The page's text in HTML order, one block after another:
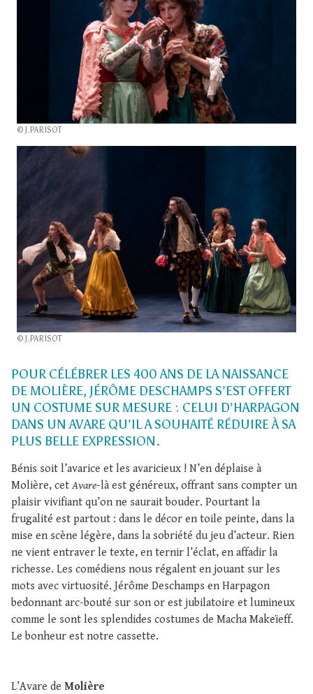
© J.PARISOT
© J.PARISOT
POUR CÉLÉBRER LES 400 ANS DE LA NAISSANCE
DE MOLIÈRE, JÉRÔME DESCHAMPS S’EST OFFERT
UN COSTUME SUR MESURE : CELUI D’HARPAGON
DANS UN AVARE QU’IL A SOUHAITÉ RÉDUIRE À SA
PLUS BELLE EXPRESSION.
Bénis soit l’avarice et les avaricieux ! N’en déplaise à
Molière, cet Avare-là est généreux, offrant sans compter un
plaisir vivifiant qu’on ne saurait bouder. Pourtant la
frugalité est partout : dans le décor en toile peinte, dans la
mise en scène légère, dans la sobriété du jeu d’acteur. Rien
ne vient entraver le texte, en ternir l’éclat, en affadir la
richesse. Les comédiens nous régalent en jouant sur les
mots avec virtuosité. Jérôme Deschamps en Harpagon
bedonnant arc-bouté sur son or est jubilatoire et lumineux
comme le sont les splendides costumes de Macha Makeïeff.
Le bonheur est notre cassette.
L’Avare de Molière